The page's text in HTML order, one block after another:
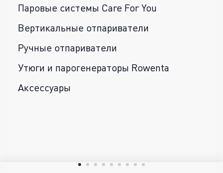
Паровые системы Care For You
Вертикальные отпариватели
Ручные отпариватели
Утюги и парогенераторы Rowenta
Аксессуары